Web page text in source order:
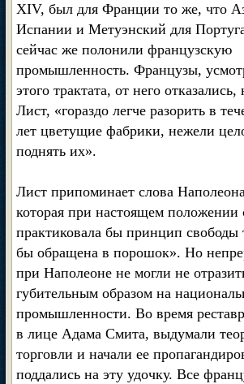
XIV, был для Франции то же, что
Испании и Метуэнский для
сейчас же полонили французскую
промышленность. Французы,
этого трактата, от него отказались,
Лист, «гораздо легче разорить в
лет цветущие фабрики, нежели
поднять их».
Лист припоминает слова
которая при настоящем положении
практиковала бы принцип свободы
бы обращена в порошок». Но
при Наполеоне не могли не
губительным образом на
промышленности. Во время
в лице Адама Смита, выдумали
торговли и начали ее
поддались на эту удочку. Все